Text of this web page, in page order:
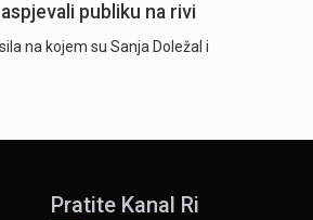
publiku na rivi
na kojem su Sanja Doležal i
Pratite Kanal Ri